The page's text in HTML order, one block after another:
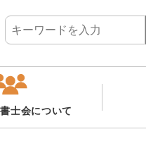
士会について